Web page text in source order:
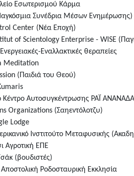
Εσωτερισμού Κάρμα
Συνέδρια Μέσων Ενημέρωσης)
Center (Νέα Εποχή)
of Scientology Enterprise - WISE
Εναλλακτικές θεραπείες
Meditation
(Παιδιά του Θεού)
Κέντρο Αυτοσυγκέντρωσης ΡΑΪ ΑΝΑΝΑΔΑ
Organizations (Σαηεντόλοτζυ)
Lodge
Ινστιτούτο Μεταφυσικής
Αγροτική ΕΠΕ
(βουδιστές)
Ροδοσταυρική Εκκλησία